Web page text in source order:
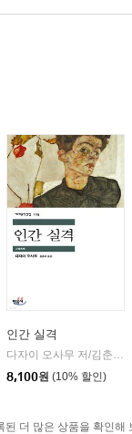
학
인간 실격
다자이 오사무 저/김춘미 역
8,100원 (10% 할인)
된 더 많은 상품을 확인해